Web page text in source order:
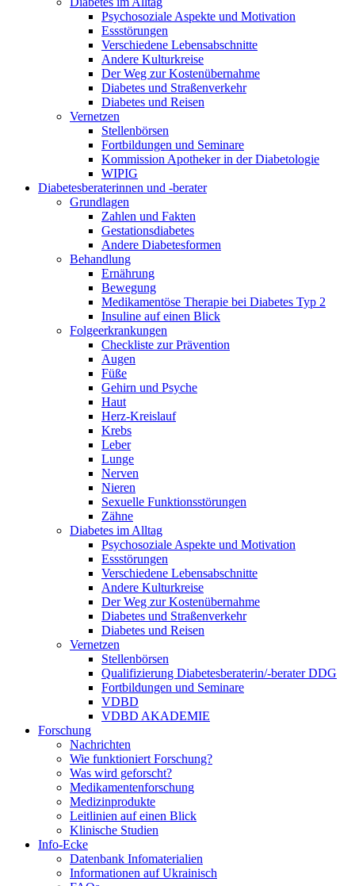
Psychosoziale Aspekte und Motivation
Essstörungen
Verschiedene Lebensabschnitte
Andere Kulturkreise
Der Weg zur Kostenübernahme
Diabetes und Straßenverkehr
Diabetes und Reisen
Vernetzen
Stellenbörsen
Fortbildungen und Seminare
Kommission Apotheker in der Diabetologie
WIPIG
Diabetesberaterinnen und -berater
Grundlagen
Zahlen und Fakten
Gestationsdiabetes
Andere Diabetesformen
Behandlung
Ernährung
Bewegung
Medikamentöse Therapie bei Diabetes Typ 2
Insuline auf einen Blick
Folgeerkrankungen
Checkliste zur Prävention
Augen
Füße
Gehirn und Psyche
Haut
Herz-Kreislauf
Krebs
Leber
Lunge
Nerven
Nieren
Sexuelle Funktionsstörungen
Zähne
Diabetes im Alltag
Psychosoziale Aspekte und Motivation
Essstörungen
Verschiedene Lebensabschnitte
Andere Kulturkreise
Der Weg zur Kostenübernahme
Diabetes und Straßenverkehr
Diabetes und Reisen
Vernetzen
Stellenbörsen
Qualifizierung Diabetesberaterin/­-berater DDG
Fortbildungen und Seminare
VDBD
VDBD AKADEMIE
Forschung
Nachrichten
Wie funktioniert Forschung?
Was wird geforscht?
Medikamentenforschung
Medizinprodukte
Leitlinien auf einen Blick
Klinische Studien
Info-Ecke
Datenbank Infomaterialien
Informationen auf Ukrainisch